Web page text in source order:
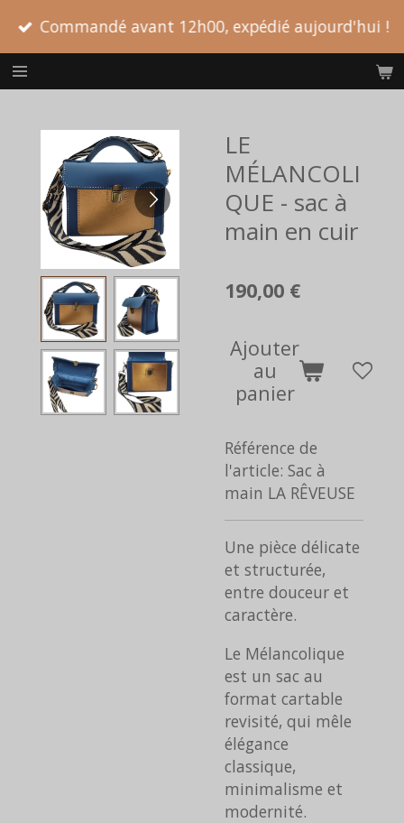
Passer
contenu
principal
Commandé avant 12h00, expédié aujourd'hui !
LE
MÉLANCOLI
QUE - sac à
main en cuir
190,00 €
Ajouter
au
panier
Référence de
l'article: Sac à
main LA RÊVEUSE
Une pièce délicate
et structurée,
entre douceur et
caractère.
Le Mélancolique
est un sac au
format cartable
revisité, qui mêle
élégance
classique,
minimalisme et
modernité.